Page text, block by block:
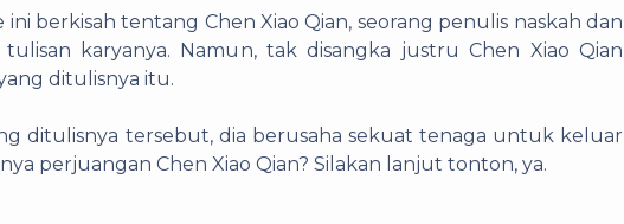
berkisah tentang Chen Xiao Qian, seorang penulis naskah dan
karyanya. Namun, tak disangka justru Chen Xiao Qian
ditulisnya itu.
ditulisnya tersebut, dia berusaha sekuat tenaga untuk keluar
perjuangan Chen Xiao Qian? Silakan lanjut tonton, ya.